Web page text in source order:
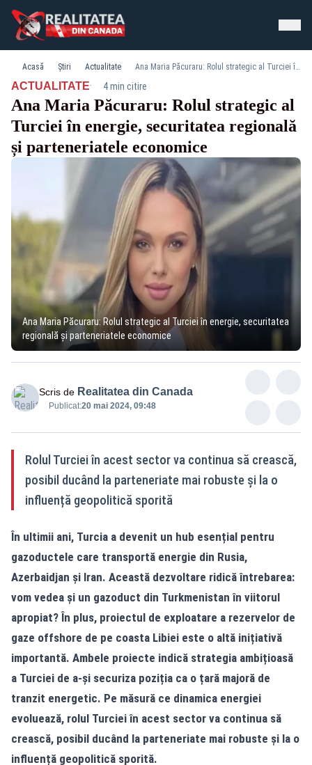
Acasă Știri Actualitate Ana Maria Păcuraru: Rolul strategic al Turciei în energie, securitatea regională și parteneriatele economice
ACTUALITATE· 4 min citire
Ana Maria Păcuraru: Rolul strategic al
Turciei în energie, securitatea regională
și parteneriatele economice
Ana Maria Păcuraru: Rolul strategic al Turciei în energie, securitatea
regională și parteneriatele economice
Scris de Realitatea din Canada
Publicat:20 mai 2024, 09:48
Rolul Turciei în acest sector va continua să crească,
posibil ducând la parteneriate mai robuste și la o
influență geopolitică sporită
În ultimii ani, Turcia a devenit un hub esențial pentru
gazoductele care transportă energie din Rusia,
Azerbaidjan și Iran. Această dezvoltare ridică întrebarea:
vom vedea și un gazoduct din Turkmenistan în viitorul
apropiat? În plus, proiectul de exploatare a rezervelor de
gaze offshore de pe coasta Libiei este o altă inițiativă
importantă. Ambele proiecte indică strategia ambițioasă
a Turciei de a-și securiza poziția ca o țară majoră de
tranzit energetic. Pe măsură ce dinamica energiei
evoluează, rolul Turciei în acest sector va continua să
crească, posibil ducând la parteneriate mai robuste și la o
influență geopolitică sporită.